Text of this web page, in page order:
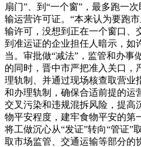
扇门”、到“一个窗”，最多跑一
输运营许可证。“本来认为要跑
输许可，没想到正在一个窗口、
到准运证的企业担任人暗示，如
当。审批做“减法”，监管和办事
的同时，晋中市严把准入关口，
理轨制、并通过现场核查取营业
和办理轨制，确保合适前提的运
交叉污染和违规混拆风险，提高
物平安程度，建牢食物平安的第
将工做沉心从“发证”转向“管证”
取市场监管、交通运输等部分的